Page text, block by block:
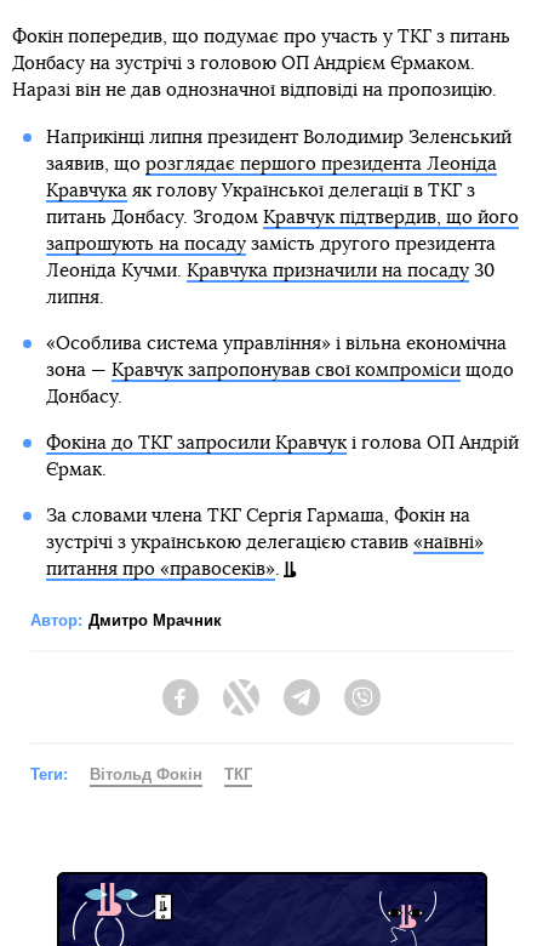
Фокін попередив, що подумає про участь у ТКГ з питань
Донбасу на зустрічі з головою ОП Андрієм Єрмаком.
Наразі він не дав однозначної відповіді на пропозицію.
Наприкінці липня президент Володимир Зеленський
заявив, що розглядає першого президента Леоніда
Кравчукаяк голову Української делегації в ТКГ з
питань Донбасу. Згодом Кравчук підтвердив, що його
запрошують на посадузамість другого президента
Леоніда Кучми. Кравчука призначили на посаду30
липня.
«Особлива система управління» і вільна економічна
зона — Кравчук запропонував свої компромісищодо
Донбасу.
Фокіна до ТКГ запросили Кравчукі голова ОП Андрій
Єрмак.
За словами члена ТКГ Сергія Гармаша, Фокін на
зустрічі з українською делегацією ставив «наївні»
питання про «правосеків».
Автор: Дмитро Мрачник
FacebookTwitter Telegram
Теги: Вітольд Фокін ТКГ